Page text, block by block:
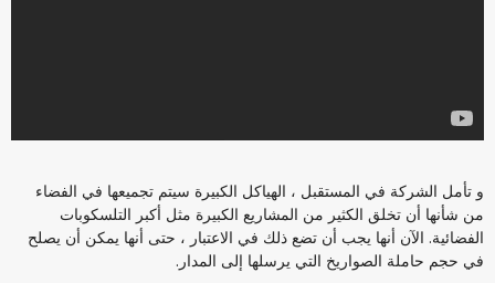
و تأمل الشركة في المستقبل ، الهياكل الكبيرة سيتم تجميعها في الفضاء
من شأنها أن تخلق الكثير من المشاريع الكبيرة مثل أكبر التلسكوبات
الفضائية. الآن أنها يجب أن تضع ذلك في الاعتبار ، حتى أنها يمكن أن يصلح
في حجم حاملة الصواريخ التي يرسلها إلى المدار.